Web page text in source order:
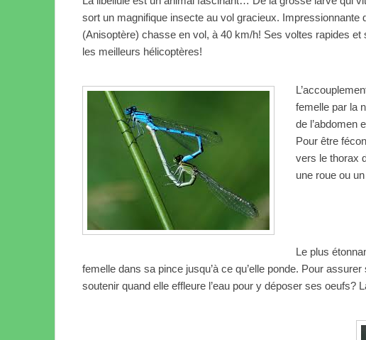
sort un magnifique insecte au vol gracieux. Impressionnante
(Anisoptère) chasse en vol, à 40 km/h! Ses voltes rapides
les meilleurs hélicoptères!
femelle par la
de l’abdomen
Pour être
vers le thorax
une roue ou
Le plus
femelle dans sa pince jusqu’à ce qu’elle ponde. Pour
soutenir quand elle effleure l’eau pour y déposer ses oeufs?